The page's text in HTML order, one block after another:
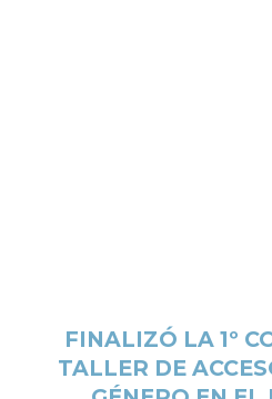
FINALIZÓ LA 1º
TALLER DE